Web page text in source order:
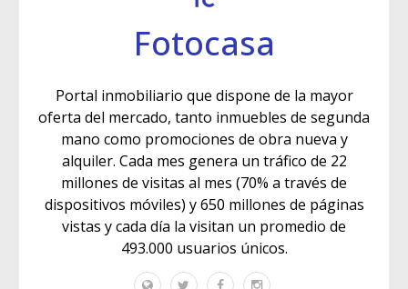
Fotocasa
Portal inmobiliario que dispone de la mayor
oferta del mercado, tanto inmuebles de segunda
mano como promociones de obra nueva y
alquiler. Cada mes genera un tráfico de 22
millones de visitas al mes (70% a través de
dispositivos móviles) y 650 millones de páginas
vistas y cada día la visitan un promedio de
493.000 usuarios únicos.